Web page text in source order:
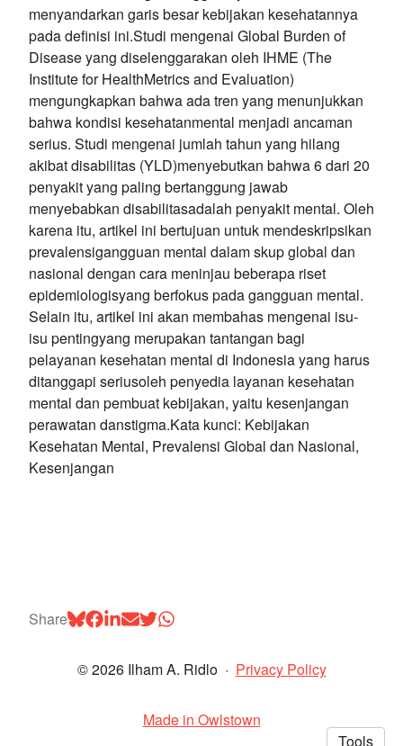
menyandarkan garis besar kebijakan kesehatannya
pada definisi ini.Studi mengenai Global Burden of
Disease yang diselenggarakan oleh IHME (The
Institute for HealthMetrics and Evaluation)
mengungkapkan bahwa ada tren yang menunjukkan
bahwa kondisi kesehatanmental menjadi ancaman
serius. Studi mengenai jumlah tahun yang hilang
akibat disabilitas (YLD)menyebutkan bahwa 6 dari 20
penyakit yang paling bertanggung jawab
menyebabkan disabilitasadalah penyakit mental. Oleh
karena itu, artikel ini bertujuan untuk mendeskripsikan
prevalensigangguan mental dalam skup global dan
nasional dengan cara meninjau beberapa riset
epidemiologisyang berfokus pada gangguan mental.
Selain itu, artikel ini akan membahas mengenai isu-
isu pentingyang merupakan tantangan bagi
pelayanan kesehatan mental di Indonesia yang harus
ditanggapi seriusoleh penyedia layanan kesehatan
mental dan pembuat kebijakan, yaitu kesenjangan
perawatan danstigma.Kata kunci: Kebijakan
Kesehatan Mental, Prevalensi Global dan Nasional,
Kesenjangan
Share
© 2026 Ilham A. Ridlo· Privacy Policy
Made in Owlstown
Tools